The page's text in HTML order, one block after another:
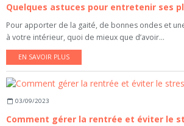
Quelques astuces pour entretenir ses
Pour apporter de la gaité, de bonnes ondes et
à votre intérieur, quoi de mieux que d’avoir...
EN SAVOIR PLUS
03/09/2023
Comment gérer la rentrée et éviter le